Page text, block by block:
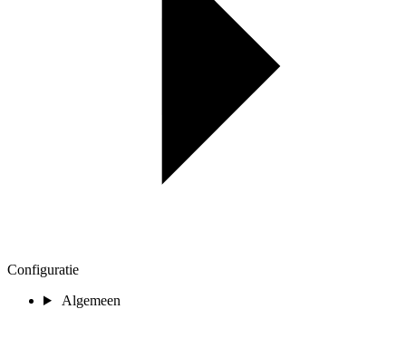
Configuratie
Algemeen